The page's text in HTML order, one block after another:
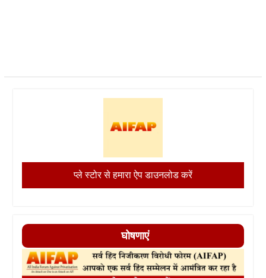
प्ले स्टोर से हमारा ऐप डाउनलोड करें
घोषणाएं